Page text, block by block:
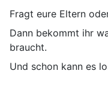
Fragt eure Eltern
Dann bekommt ihr
braucht.
Und schon kann es